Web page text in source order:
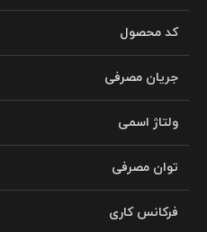
کد محصول
جریان مصرفی
ولتاژ اسمی
توان مصرفی
فرکانس کاری